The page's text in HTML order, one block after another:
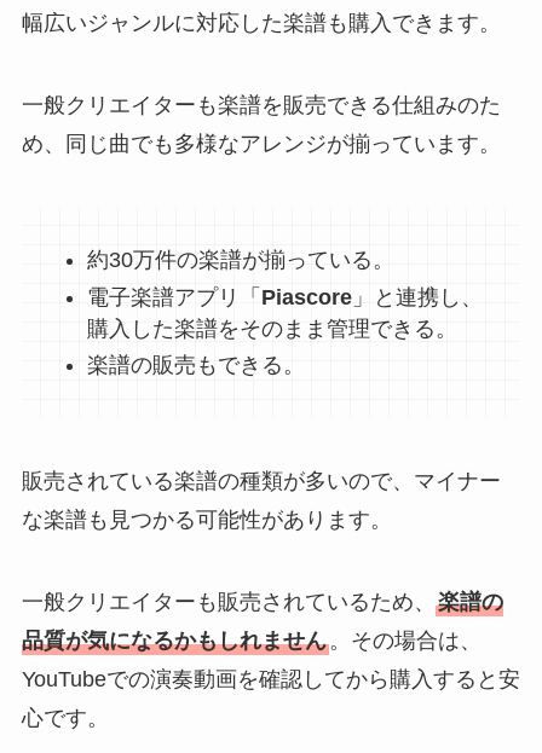
幅広いジャンルに対応した楽譜も購入できます。
一般クリエイターも楽譜を販売できる仕組みのた
め、同じ曲でも多様なアレンジが揃っています。
約30万件の楽譜が揃っている。
電子楽譜アプリ「 Piascore」と連携し、
購入した楽譜をそのまま管理できる。
楽譜の販売もできる。
販売されている楽譜の種類が多いので、マイナー
な楽譜も見つかる可能性があります。
一般クリエイターも販売されているため、 楽譜の
品質が気になるかもしれません。その場合は、
YouTubeでの演奏動画を確認してから購入すると安
心です。